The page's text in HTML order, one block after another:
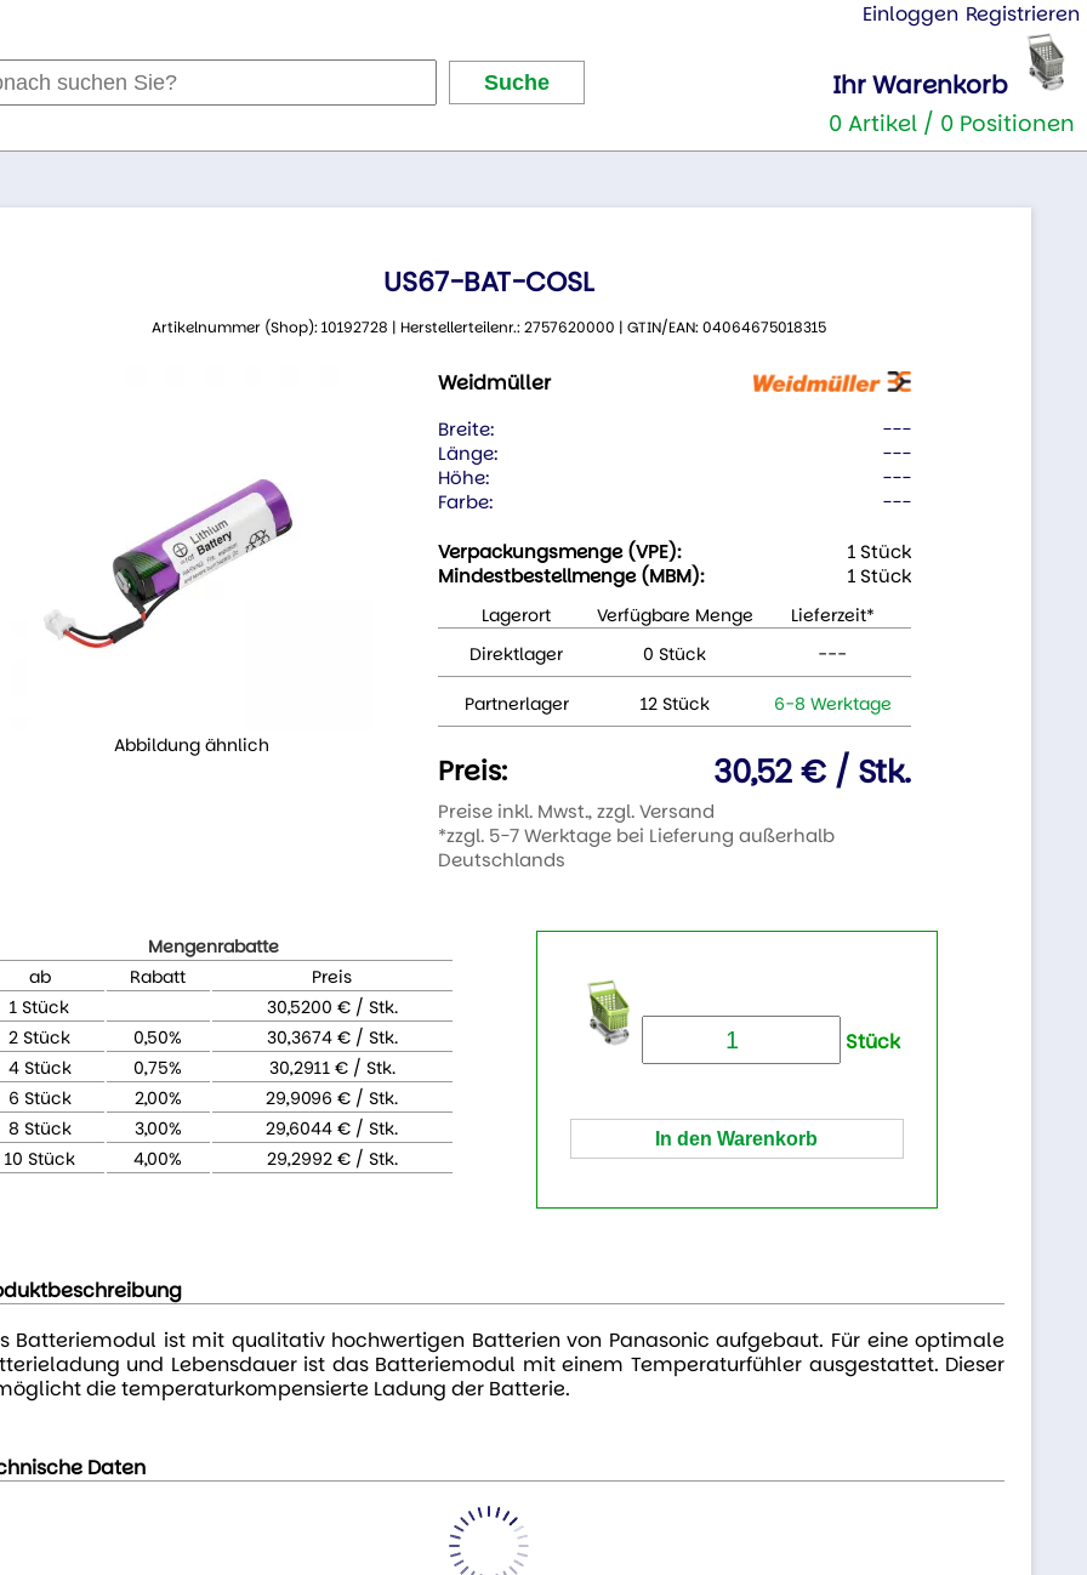
Einloggen Registrieren
Ihr Warenkorb
0 Artikel / 0 Positionen
US67-BAT-COSL
Artikelnummer (Shop): 10192728 | Herstellerteilenr.: 2757620000 | GTIN/EAN: 04064675018315
Abbildung ähnlich
Weidmüller
Breite:
---
Länge:
---
Höhe:
---
Farbe:
---
Verpackungsmenge (VPE):
1 Stück
Mindestbestellmenge (MBM):
1 Stück
Lagerort Verfügbare Menge
Lieferzeit*
Direktlager
0 Stück ---
Partnerlager 12 Stück 6-8 Werktage
Preis: 30,52 € / Stk.
Preise inkl. Mwst., zzgl. Versand
*zzgl. 5-7 Werktage bei Lieferung außerhalb
Deutschlands
Mengenrabatte
ab
Rabatt
Preis
1 Stück
30,5200 € / Stk.
2 Stück
0,50%
30,3674 € / Stk.
4 Stück
0,75%
30,2911 € / Stk.
6 Stück
2,00%
29,9096 € / Stk.
8 Stück
3,00%
29,6044 € / Stk.
10 Stück
4,00% 29,2992 € / Stk.
Stück
Batteriemodul ist mit qualitativ hochwertigen Batterien von Panasonic aufgebaut. Für eine optimale
und Lebensdauer ist das Batteriemodul mit einem Temperaturfühler ausgestattet. Dieser
die temperaturkompensierte Ladung der Batterie.
Daten